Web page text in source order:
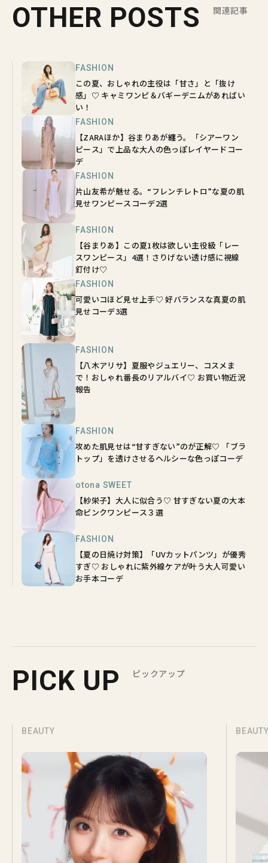
OTHER POSTS 関連記事
FASHION
この夏、おしゃれの主役は「甘さ」と「抜け
感」♡ キャミワンピ＆バギーデニムがあればい
い！
FASHION
【ZARAほか】谷まりあが纏う。「シアーワン
ピース」で上品な大人の色っぽレイヤードコー
デ
FASHION
片山友希が魅せる。“フレンチレトロ”な夏の肌
見せワンピースコーデ2選
FASHION
【谷まりあ】この夏1枚は欲しい主役級「レー
スワンピース」4選！さりげない透け感に視線
釘付け♡
FASHION
可愛いコほど見せ上手♡ 好バランスな真夏の肌
見せコーデ3選
FASHION
【八木アリサ】夏服やジュエリー、コスメま
で！おしゃれ番長のリアルバイ♡ お買い物近況
報告
FASHION
攻めた肌見せは“甘すぎない”のが正解♡ 「ブラ
トップ」を透けさせるヘルシーな色っぽコーデ
otona SWEET
【紗栄子】大人に似合う♡ 甘すぎない夏の大本
命ピンクワンピース３選
FASHION
【夏の日焼け対策】「UVカットパンツ」が優秀
すぎ♡ おしゃれに紫外線ケアが叶う大人可愛い
お手本コーデ
PICK UP ピックアップ
BEAUTY